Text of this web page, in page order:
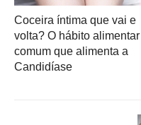
Coceira íntima que vai e
volta? O hábito alimentar
comum que alimenta a
Candidíase